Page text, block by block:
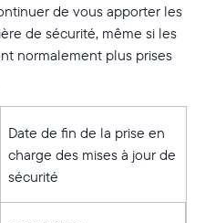
de vous apporter les
de sécurité, même si les
normalement plus prises
Date de fin de la prise en
charge des mises à jour de
sécurité